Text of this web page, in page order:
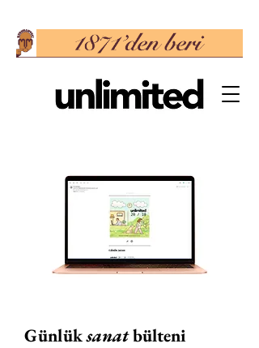
Günlüksanatbülteni